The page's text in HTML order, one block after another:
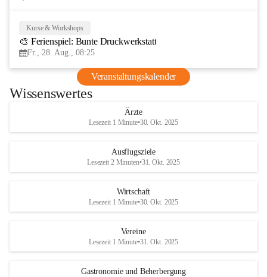
Kurse & Workshops
🎨 Ferienspiel: Bunte Druckwerkstatt
Fr., 28. Aug., 08:25
Veranstaltungskalender
Wissenswertes
Ärzte
Lesezeit 1 Minute•30. Okt. 2025
Ausflugsziele
Lesezeit 2 Minuten•31. Okt. 2025
Wirtschaft
Lesezeit 1 Minute•30. Okt. 2025
Vereine
Lesezeit 1 Minute•31. Okt. 2025
Gastronomie und Beherbergung